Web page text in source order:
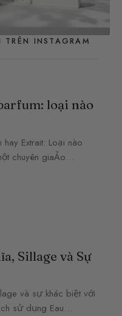
INSTAGRAM
loại nào
Extrait: Loại nào
chuyên giaẢo…
Sillage và Sự
và sự khác biệt với
sử dụng Eau…